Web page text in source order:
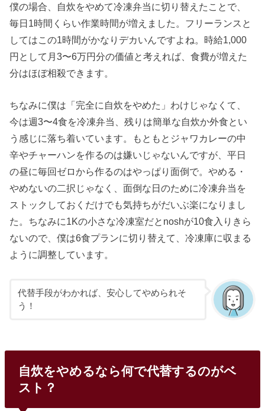
僕の場合、自炊をやめて冷凍弁当に切り替えたことで、
毎日1時間くらい作業時間が増えました。フリーランスと
してはこの1時間がかなりデカいんですよね。時給1,000
円として月3〜6万円分の価値と考えれば、食費が増えた
分はほぼ相殺できます。
ちなみに僕は「完全に自炊をやめた」わけじゃなくて、
今は週3〜4食を冷凍弁当、残りは簡単な自炊か外食とい
う感じに落ち着いています。もともとジャワカレーの中
辛やチャーハンを作るのは嫌いじゃないんですが、平日
の昼に毎回ゼロから作るのはやっぱり面倒で。やめる・
やめないの二択じゃなく、面倒な日のために冷凍弁当を
ストックしておくだけでも気持ちがだいぶ楽になりまし
た。ちなみに1Kの小さな冷凍室だとnoshが10食入りきら
ないので、僕は6食プランに切り替えて、冷凍庫に収まる
ように調整しています。
代替手段がわかれば、安心してやめられそ
う！
自炊をやめるなら何で代替するのがベ
スト？